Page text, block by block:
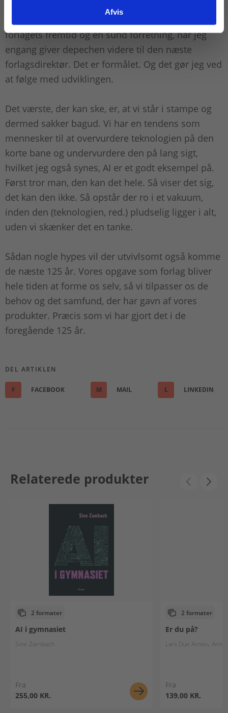
Afvis
forlagets fremtid og en sund forretning, når jeg
engang giver depechen videre til den næste
forlagsdirektør. Det er formålet. Og det gør jeg ved
at følge med udviklingen.
Det værste, der kan ske, er, at vi står i stampe og
dermed sakker bagud. Vi har en tendens som
mennesker til at overvurdere teknologien på den
korte bane og undervurdere den på lang sigt,
hvilket jeg også synes, AI er et godt eksempel på.
Først tror man, den kan det hele. Så viser det sig,
det kan den ikke. Så opstår der ro i et vakuum,
inden den (teknologien, red.) pludselig ligger i alt,
uden vi skænker det en tanke.
Sådan nogle hypes vil der utvivlsomt også komme
de næste 125 år. Vores opgave som forlag bliver
hele tiden at forme os selv, så vi tilpasser os de
behov og det samfund, der har gavn af vores
produkter. Præcis som vi har gjort det i de
foregående 125 år.
DEL ARTIKLEN
F FACEBOOK M MAIL L LINKEDIN
Relaterede produkter
2 formater
AI i gymnasiet
Sine Zambach
Fra
255,00 KR.
2 formater
Er du på?
Lars Due Arnov Anne
Fra
139,00 KR.